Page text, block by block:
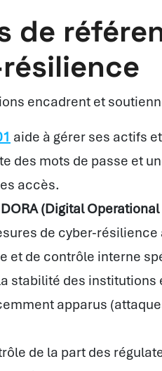
de
encadrent et
aide à gérer ses actifs
des mots de passe et
accès.
(Digital
de cyber-
et de contrôle interne
stabilité des
apparus
de la part des